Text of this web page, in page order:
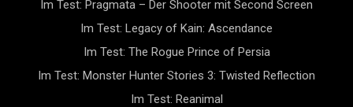
Im Test: Pragmata – Der Shooter mit Second Screen
Im Test: Legacy of Kain: Ascendance
Im Test: The Rogue Prince of Persia
Im Test: Monster Hunter Stories 3: Twisted Reflection
Im Test: Reanimal